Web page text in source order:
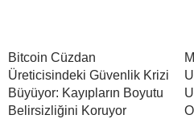
Bitcoin Cüzdan
Üreticisindeki Güvenlik Krizi
Büyüyor: Kayıpların Boyutu
Belirsizliğini Koruyor